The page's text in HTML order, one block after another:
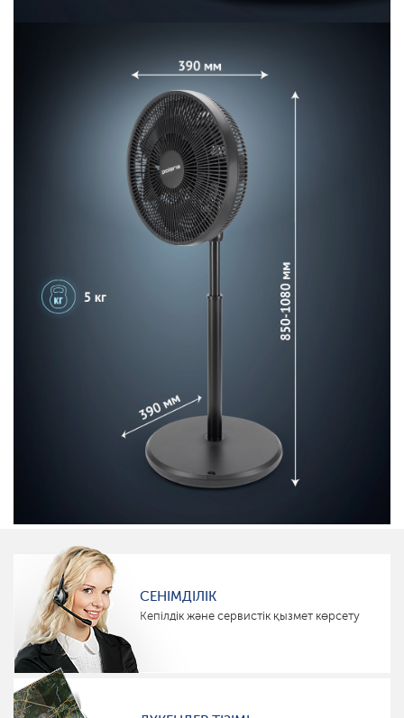
СЕНІМДІЛІК
Кепілдік және сервистік қызмет көрсету